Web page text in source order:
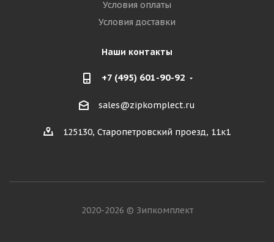
Условия оплаты
Условия доставки
Наши контакты
+7 (495) 601-90-92
sales@zipkomplect.ru
125130, Старопетровский проезд, 11к1
2020-2026 © Зипкомплект